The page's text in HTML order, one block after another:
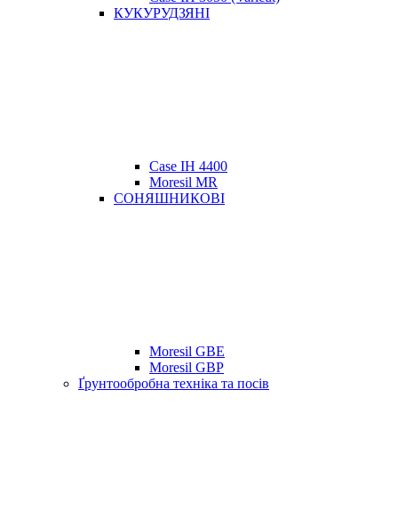
КУКУРУДЗЯНІ
Case IH 4400
Moresil MR
СОНЯШНИКОВІ
Moresil GBE
Moresil GBP
Ґрунтообробна техніка та посів